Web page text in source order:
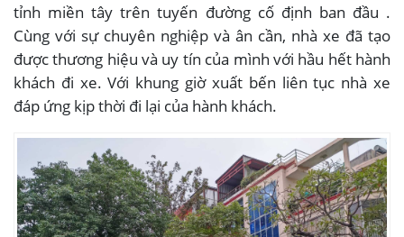
tỉnh miền tây trên tuyến đường cố định ban đầu .
Cùng với sự chuyên nghiệp và ân cần, nhà xe đã tạo
được thương hiệu và uy tín của mình với hầu hết hành
khách đi xe. Với khung giờ xuất bến liên tục nhà xe
đáp ứng kịp thời đi lại của hành khách.